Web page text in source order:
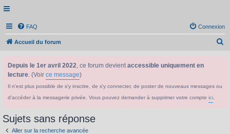
FAQ Connexion
Accueil du forum
Depuis le 1er avril 2022, ce forum devientaccessible uniquement en
lecture. (Voir ce message)
Il n'est plus possible de s'y inscrire, de s'y connecter, de poster de nouveaux messages ou
d'accéder à la messagerie privée. Vous pouvez demander à supprimer votre compte ici
Sujets sans réponse
Aller sur la recherche avancée